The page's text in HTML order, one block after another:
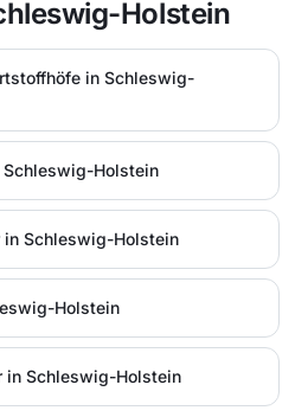
Holstein
in Schleswig-
Schleswig-Holstein
in Schleswig-Holstein
Holstein
in Schleswig-Holstein